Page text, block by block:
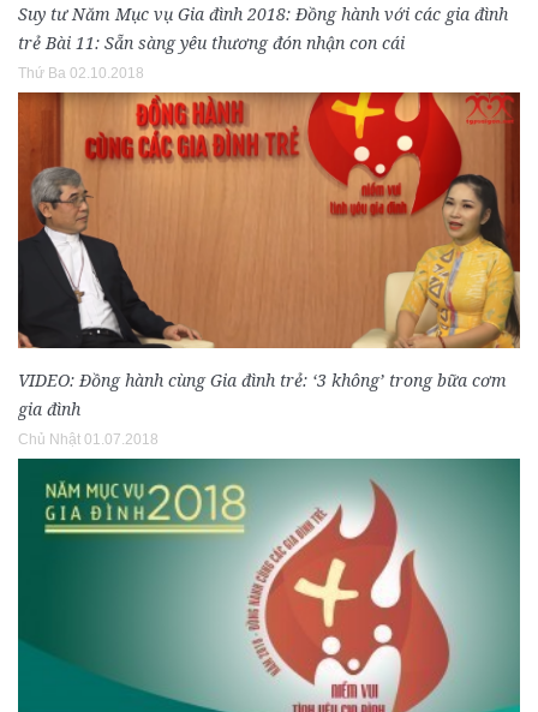
Suy tư Năm Mục vụ Gia đình 2018: Đồng hành với các gia đình
trẻ Bài 11: Sẵn sàng yêu thương đón nhận con cái
Thứ Ba 02.10.2018
VIDEO: Đồng hành cùng Gia đình trẻ: ‘3 không’ trong bữa cơm
gia đình
Chủ Nhật 01.07.2018